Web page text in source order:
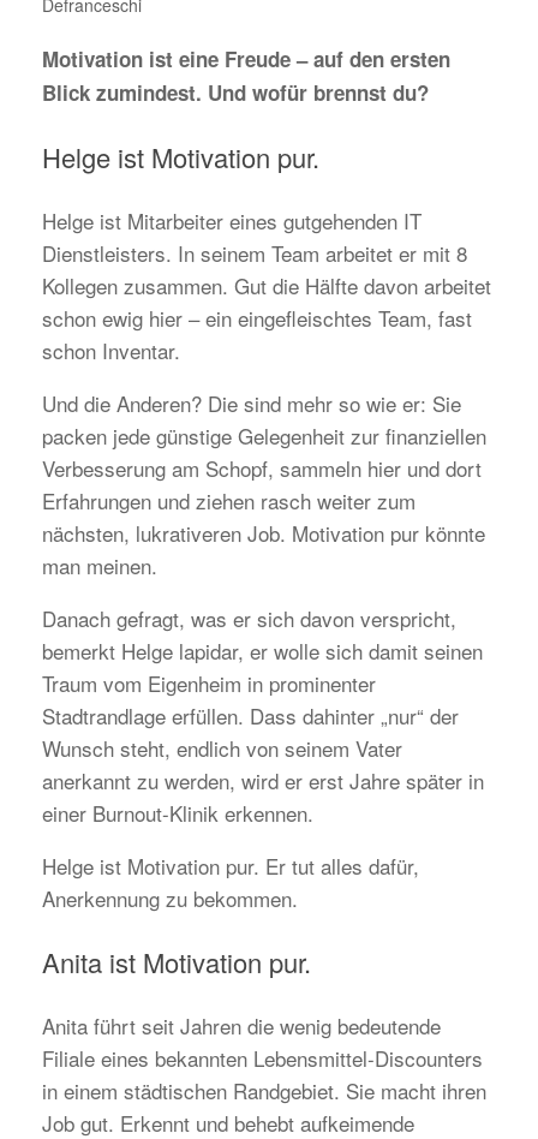
Defranceschi
Motivation ist eine Freude – auf den ersten
Blick zumindest. Und wofür brennst du?
Helge ist Motivation pur.
Helge ist Mitarbeiter eines gutgehenden IT
Dienstleisters. In seinem Team arbeitet er mit 8
Kollegen zusammen. Gut die Hälfte davon arbeitet
schon ewig hier – ein eingefleischtes Team, fast
schon Inventar.
Und die Anderen? Die sind mehr so wie er: Sie
packen jede günstige Gelegenheit zur finanziellen
Verbesserung am Schopf, sammeln hier und dort
Erfahrungen und ziehen rasch weiter zum
nächsten, lukrativeren Job. Motivation pur könnte
man meinen.
Danach gefragt, was er sich davon verspricht,
bemerkt Helge lapidar, er wolle sich damit seinen
Traum vom Eigenheim in prominenter
Stadtrandlage erfüllen. Dass dahinter „nur“ der
Wunsch steht, endlich von seinem Vater
anerkannt zu werden, wird er erst Jahre später in
einer Burnout-Klinik erkennen.
Helge ist Motivation pur. Er tut alles dafür,
Anerkennung zu bekommen.
Anita ist Motivation pur.
Anita führt seit Jahren die wenig bedeutende
Filiale eines bekannten Lebensmittel-Discounters
in einem städtischen Randgebiet. Sie macht ihren
Job gut. Erkennt und behebt aufkeimende